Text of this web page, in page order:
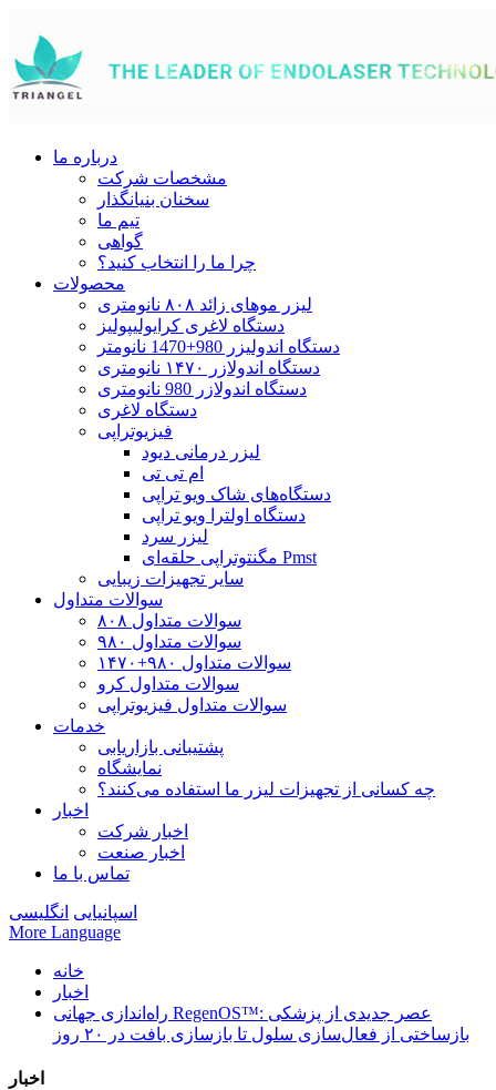
درباره ما
مشخصات شرکت
سخنان بنیانگذار
تیم ما
گواهی
چرا ما را انتخاب کنید؟
محصولات
لیزر موهای زائد ۸۰۸ نانومتری
دستگاه لاغری کرایولیپولیز
دستگاه اندولیزر 980+1470 نانومتر
دستگاه اندولازر ۱۴۷۰ نانومتری
دستگاه اندولازر 980 نانومتری
دستگاه لاغری
فیزیوتراپی
لیزر درمانی دیود
ام تی تی
دستگاه‌های شاک ویو تراپی
دستگاه اولترا ویو تراپی
لیزر سرد
مگنتوتراپی حلقه‌ای Pmst
سایر تجهیزات زیبایی
سوالات متداول
سوالات متداول ۸۰۸
سوالات متداول ۹۸۰
سوالات متداول ۹۸۰+۱۴۷۰
سوالات متداول کرو
سوالات متداول فیزیوتراپی
خدمات
پشتیبانی بازاریابی
نمایشگاه
چه کسانی از تجهیزات لیزر ما استفاده می‌کنند؟
اخبار
اخبار شرکت
اخبار صنعت
تماس با ما
اسپانیایی انگلیسی
More Language
خانه
اخبار
راه‌اندازی جهانی RegenOS™: عصر جدیدی از پزشکی
بازساختی از فعال‌سازی سلول تا بازسازی بافت در ۲۰ روز
اخبار